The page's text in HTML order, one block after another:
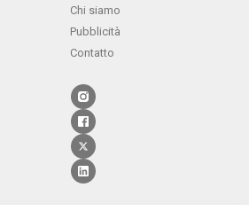
Chi siamo
Pubblicità
Contatto